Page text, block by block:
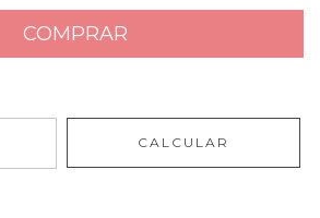
CALCULAR